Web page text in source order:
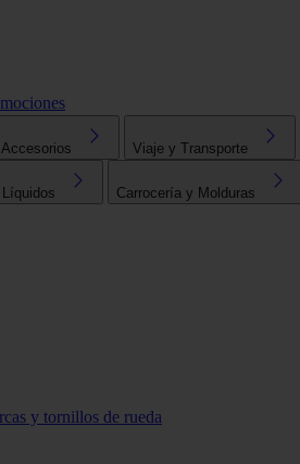
Viaje y Transporte
Carrocería y Molduras
y tornillos de rueda